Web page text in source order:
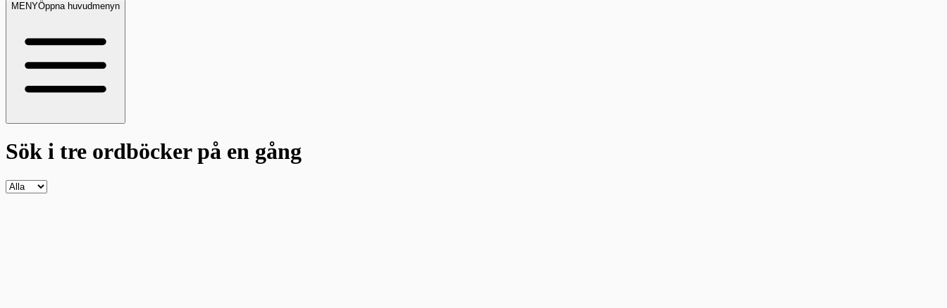
MENYÖppna huvudmenyn
Sök i tre ordböckerpå en gång